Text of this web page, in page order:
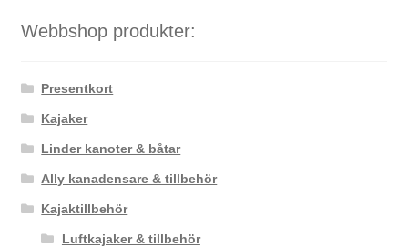
Webbshop produkter:
Presentkort
Kajaker
Linder kanoter & båtar
Ally kanadensare & tillbehör
Kajaktillbehör
Luftkajaker & tillbehör